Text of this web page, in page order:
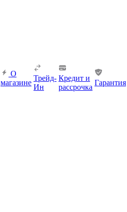
О
магазине
Трейд-
Ин
Кредит и
рассрочка
Гарантия